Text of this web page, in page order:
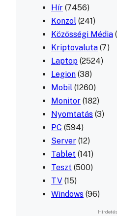
Hír (7456)
Konzol (241)
Közösségi Média
Kriptovaluta (7)
Laptop (2524)
Legion (38)
Mobil (1260)
Monitor (182)
Nyomtatás (3)
PC (594)
Server (12)
Tablet (141)
Teszt (500)
TV (15)
Windows (96)